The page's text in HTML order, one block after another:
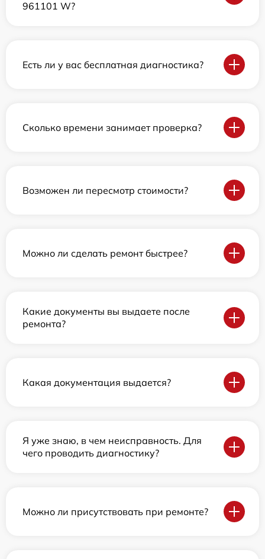
961101 W?
Есть ли у вас бесплатная диагностика?
Сколько времени занимает проверка?
Возможен ли пересмотр стоимости?
Можно ли сделать ремонт быстрее?
Какие документы вы выдаете после
ремонта?
Какая документация выдается?
Я уже знаю, в чем неисправность. Для
чего проводить диагностику?
Можно ли присутствовать при ремонте?